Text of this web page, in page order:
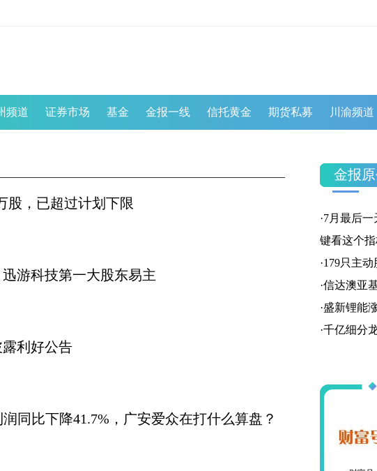
频道 证券市场 基金 金报一线 信托黄金 期货私募 川渝频道
股，已超过计划下限
游科技第一大股东易主
利好公告
同比下降41.7%，广安爱众在打什么算盘？
金报原
·7月最后
键看这个
·179只主
·信达澳亚
·盛新锂能
·千亿细分
百家号
头条号